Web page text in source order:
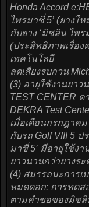
Honda Accord
ไพรมาซี่ 5’ (ยางให
กับยาง ‘มิชลิน ไพ
(ประสิทธิภาพเรื่อง
เทคโนโลยี
ลดเสียงรบกวน
(3) อายุใช้งานยาว
TEST CENTER
DEKRA Test
เมื่อเดือนกรกฎาค
กับรถ Golf VIII 5
มาซี่ 5’ มีอายุใช้งา
ยาวนานกว่ายางร
(4) สมรรถนะการเ
หมดดอก: การทดส
ตามคำขอของมิชลิ